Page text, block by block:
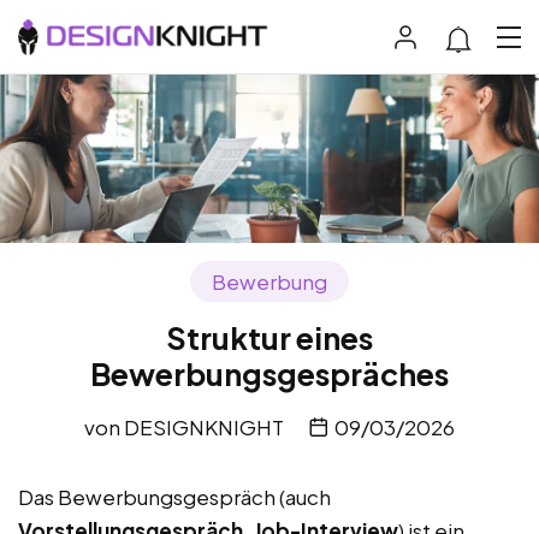
Bewerbung
Struktur eines
Bewerbungsgespräches
von DESIGNKNIGHT 09/03/2026
Das Bewerbungsgespräch (auch